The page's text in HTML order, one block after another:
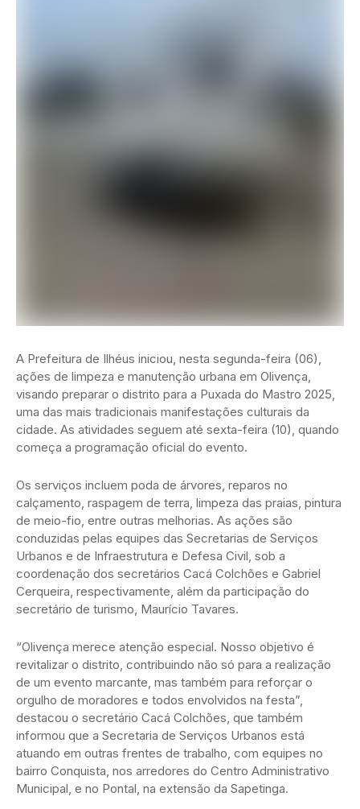
A Prefeitura de Ilhéus iniciou, nesta segunda-feira (06),
ações de limpeza e manutenção urbana em Olivença,
visando preparar o distrito para a Puxada do Mastro 2025,
uma das mais tradicionais manifestações culturais da
cidade. As atividades seguem até sexta-feira (10), quando
começa a programação oficial do evento.
Os serviços incluem poda de árvores, reparos no
calçamento, raspagem de terra, limpeza das praias, pintura
de meio-fio, entre outras melhorias. As ações são
conduzidas pelas equipes das Secretarias de Serviços
Urbanos e de Infraestrutura e Defesa Civil, sob a
coordenação dos secretários Cacá Colchões e Gabriel
Cerqueira, respectivamente, além da participação do
secretário de turismo, Maurício Tavares.
“Olivença merece atenção especial. Nosso objetivo é
revitalizar o distrito, contribuindo não só para a realização
de um evento marcante, mas também para reforçar o
orgulho de moradores e todos envolvidos na festa”,
destacou o secretário Cacá Colchões, que também
informou que a Secretaria de Serviços Urbanos está
atuando em outras frentes de trabalho, com equipes no
bairro Conquista, nos arredores do Centro Administrativo
Municipal, e no Pontal, na extensão da Sapetinga.